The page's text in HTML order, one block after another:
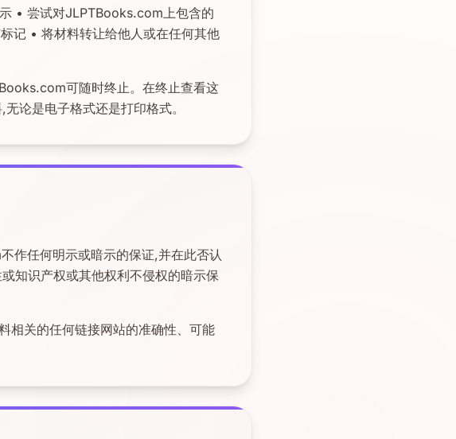
• 尝试对JLPTBooks.com上包含的
记 • 将材料转让给他人或在任何其他
可随时终止。在终止查看这
论是电子格式还是打印格式。
作任何明示或暗示的保证,并在此否认
知识产权或其他权利不侵权的暗示保
相关的任何链接网站的准确性、可能